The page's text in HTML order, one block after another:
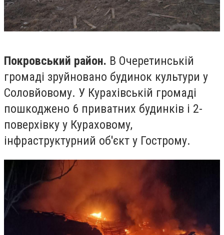
Покровський район. В Очеретинській
громаді зруйновано будинок культури у
Соловйовому. У Курахівській громаді
пошкоджено 6 приватних будинків і 2-
поверхівку у Кураховому,
інфраструктурний об'єкт у Гострому.